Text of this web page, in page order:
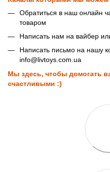
Обратиться в наш онлайн
товаром
Написать нам на вайбер
Написать письмо на нашу
info@livtoys.com.ua
Мы здесь, чтобы домогать
счастливыми :)